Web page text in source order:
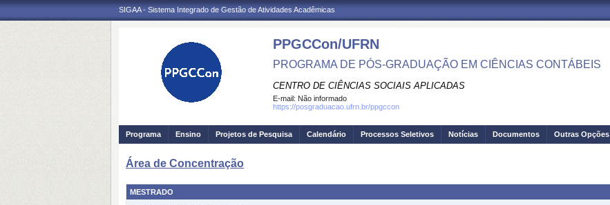
SIGAA - Sistema Integrado de Gestão de Atividades Acadêmicas
PPGCCon/UFRN
PROGRAMA DE PÓS-GRADUAÇÃO EM CIÊNCIAS CONTÁBEIS
CENTRO DE CIÊNCIAS SOCIAIS APLICADAS
E-mail: Não informado
https://posgraduacao.ufrn.br/ppgccon
Programa Ensino Projetos de Pesquisa Calendário Processos Seletivos Notícias Documentos Outras Opções
Área de Concentração
MESTRADO